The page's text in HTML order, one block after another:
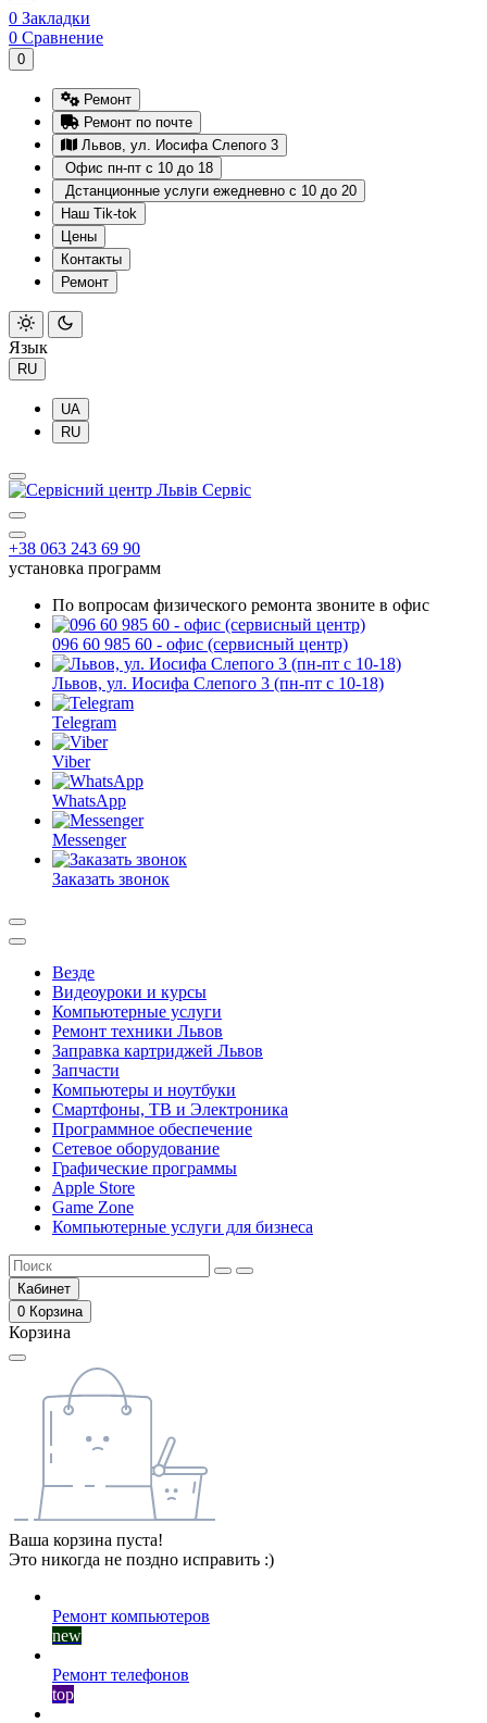
0 Закладки
0 Сравнение
0
Ремонт
Ремонт по почте
Львов, ул. Иосифа Слепого 3
Офис пн-пт с 10 до 18
Дстанционные услуги ежедневно с 10 до 20
Наш Tik-tok
Цены
Контакты
Ремонт
Язык
RU
UA
RU
+38 063 243 69 90
установка программ
По вопросам физического ремонта звоните в офис
096 60 985 60 - офис (сервисный центр)
Львов, ул. Иосифа Слепого 3 (пн-пт с 10-18)
Telegram
Viber
WhatsApp
Messenger
Заказать звонок
Везде
Видеоуроки и курсы
Компьютерные услуги
Ремонт техники Львов
Заправка картриджей Львов
Запчасти
Компьютеры и ноутбуки
Смартфоны, ТВ и Электроника
Программное обеспечение
Сетевое оборудование
Графические программы
Apple Store
Game Zone
Компьютерные услуги для бизнеса
Кабинет
0 Корзина
Корзина
Ваша корзина пуста!
Это никогда не поздно исправить :)
Ремонт компьютеров
new
Ремонт телефонов
top